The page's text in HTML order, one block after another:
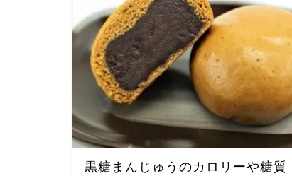
黒糖まんじゅうのカロリーや糖質